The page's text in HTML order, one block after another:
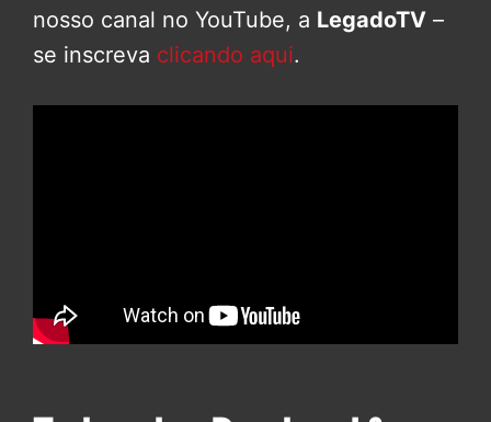
nosso canal no YouTube, a LegadoTV –
se inscreva clicando aqui.